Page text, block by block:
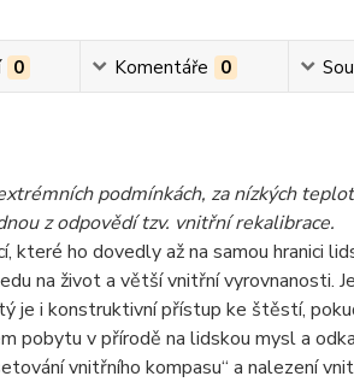
0 Komentáře 0
podmínkách, za nízkých
z odpovědí tzv. vnitřní rekalibrace.
ho dovedly až na samou hranici
na život a větší vnitřní vyrovnanosti.
je i konstruktivní přístup ke štěstí,
pobytu v přírodě na lidskou mysl a
vnitřního kompasu“ a nalezení